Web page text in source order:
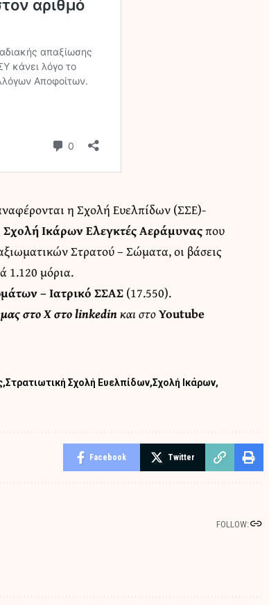
η Σχολή Ευελπίδων (ΣΣΕ)-
Σχολή Ικάρων Ελεγκτές Αεράμυναςπου
Στρατού – Σώματα, οι βάσεις
1.120 μόρια.
– Ιατρικό ΣΣΑΣ(17.550).
στοXστοlinkedinκαι στοYoutube
Στρατιωτική Σχολή Ευελπίδων Σχολή Ικάρων
Facebook Twitter
FOLLOW: